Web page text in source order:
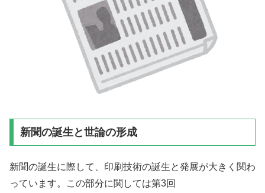
新聞の誕生と世論の形成
新聞の誕生に際して、印刷技術の誕生と発展が大きく関わ
っています。この部分に関しては第3回